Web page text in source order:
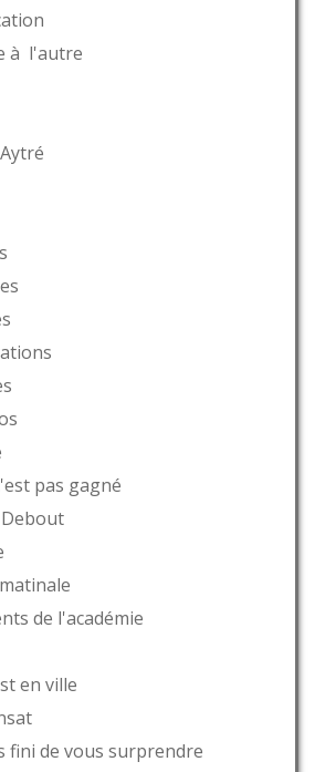
à l'autre
pas gagné
de l'académie
en ville
fini de vous surprendre